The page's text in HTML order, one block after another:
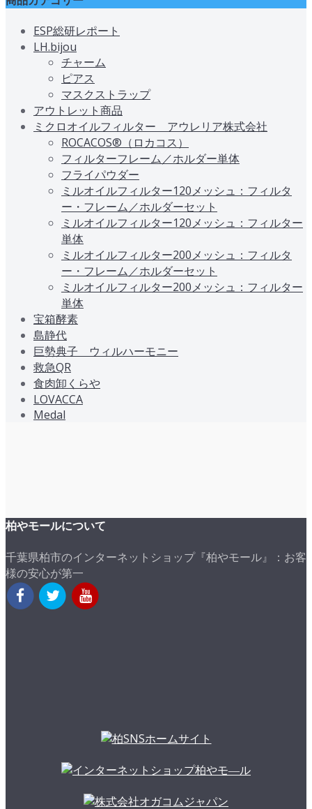
ESP総研レポート
LH.bijou
チャーム
ピアス
マスクストラップ
アウトレット商品
ミクロオイルフィルター アウレリア株式会社
ROCACOS®（ロカコス）
フィルターフレーム／ホルダー単体
フライパウダー
ミルオイルフィルター120メッシュ：フィルタ
ー・フレーム／ホルダーセット
ミルオイルフィルター120メッシュ：フィルター
単体
ミルオイルフィルター200メッシュ：フィルタ
ー・フレーム／ホルダーセット
ミルオイルフィルター200メッシュ：フィルター
単体
宝箱酵素
島静代
巨勢典子 ウィルハーモニー
救急QR
食肉卸くらや
LOVACCA
Medal
柏やモールについて
千葉県柏市のインターネットショップ『柏やモール』：お客
様の安心が第一